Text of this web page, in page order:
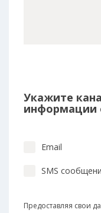
Укажите
информации
Email
SMS
Предоставляя свои